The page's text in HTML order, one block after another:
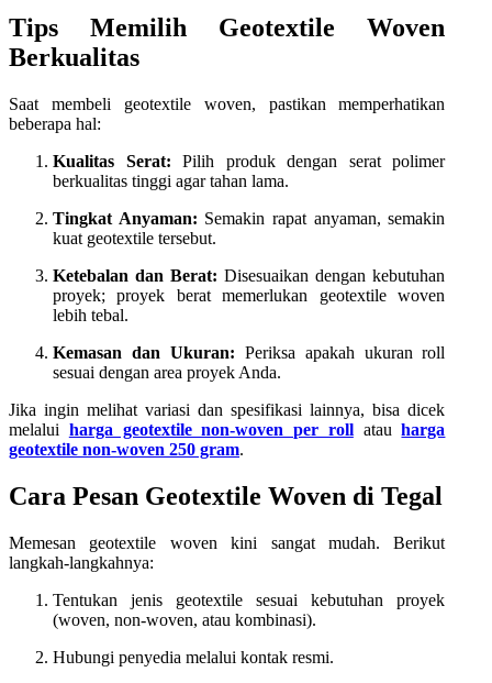
Tips Memilih Geotextile Woven
Berkualitas
Saat membeli geotextile woven, pastikan memperhatikan
beberapa hal:
Kualitas Serat: Pilih produk dengan serat polimer
berkualitas tinggi agar tahan lama.
Tingkat Anyaman: Semakin rapat anyaman, semakin
kuat geotextile tersebut.
Ketebalan dan Berat: Disesuaikan dengan kebutuhan
proyek; proyek berat memerlukan geotextile woven
lebih tebal.
Kemasan dan Ukuran: Periksa apakah ukuran roll
sesuai dengan area proyek Anda.
Jika ingin melihat variasi dan spesifikasi lainnya, bisa dicek
melalui harga geotextile non-woven per rollatauharga
geotextile non-woven 250 gram.
Cara Pesan Geotextile Woven di Tegal
Memesan geotextile woven kini sangat mudah. Berikut
langkah-langkahnya:
Tentukan jenis geotextile sesuai kebutuhan proyek
(woven, non-woven, atau kombinasi).
Hubungi penyedia melalui kontak resmi.